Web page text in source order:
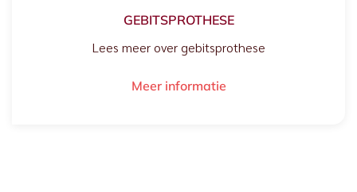
GEBITSPROTHESE
Lees meer over gebitsprothese
Meer informatie